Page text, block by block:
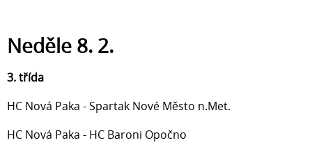
Neděle 8. 2.
3. třída
HC Nová Paka - Spartak Nové Město n.Met.
HC Nová Paka - HC Baroni Opočno